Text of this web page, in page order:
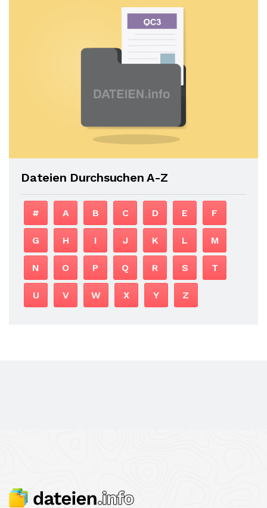
Dateien Durchsuchen A-Z
# A B C D E F
G H I J K L M
N O P Q R S T
U V W X Y Z